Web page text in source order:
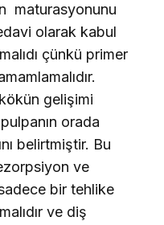
maturasyonunu
olarak kabul
çünkü primer
gelişimi
orada
belirtmiştir. Bu
ve
bir tehlike
ve diş